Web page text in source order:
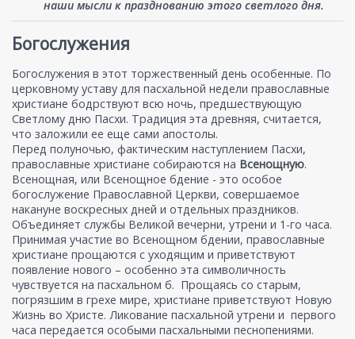
наши мысли к празднованию этого светлого дня.
Богослужения
Богослужения в этот торжественный день особенные. По
церковному уставу для пасхальной недели православные
христиане бодрствуют всю ночь, предшествующую
Светлому дню Пасхи. Традиция эта древняя, считается,
что заложили ее еще сами апостолы.
Перед полуночью, фактическим наступлением Пасхи,
православные христиане собираются на Всенощную.
Всенощная, или Всенощное бдение - это особое
богослужение Православной Церкви, совершаемое
накануне воскресных дней и отдельных праздников.
Объединяет службы Великой вечерни, утрени и 1-го часа.
Принимая участие во Всенощном бдении, православные
христиане прощаются с уходящим и приветствуют
появление нового – особенно эта символичность
чувствуется на пасхальном б. Прощаясь со старым,
погрязшим в грехе мире, христиане приветствуют Новую
Жизнь во Христе. Ликование пасхальной утрени и первого
часа передается особыми пасхальными песнопениями.